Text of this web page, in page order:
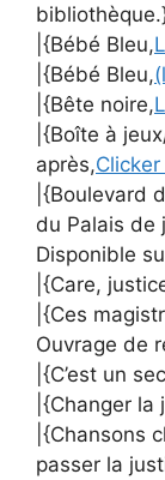
|{Bébé Bleu,
|{Bébé Bleu,
|{Bête noire,
|{Boîte à
après,Clicker
|{Boulevard
du Palais de
Disponible
|{Care,
|{Ces
Ouvrage de
|{C’est un
|{Changer la
|{Chansons
passer la